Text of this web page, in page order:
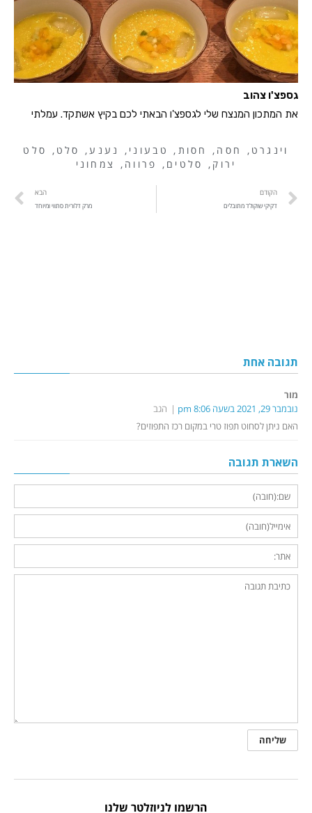
גספצ'ו צהוב
את המתכון המנצח שלי לגספצ'ו הבאתי לכם בקיץ אשתקד. עמלתי
וינגרט , חסה , חסות , טבעוני , נענע, סלט ,
סלט
ירוק , סלטים , פרווה , צמחוני
הקודם
דקיקי שוקולד מתובלים
הבא
מרק דלורית סתווי ומיוחד
תגובה אחת
מור
נובמבר 29, 2021 בשעה 8:06 pm
הגב
האם ניתן לסחוט תפוז טרי במקום רכז התפוזים?
השארת תגובה
הרשמו לניוזלטר שלנו